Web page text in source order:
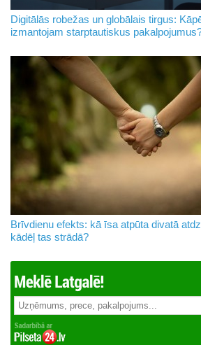
Digitālās robežas un globālais tirgus:
izmantojam starptautiskus
Brīvdienu efekts: kā īsa atpūta divatā
kādēļ tas strādā?